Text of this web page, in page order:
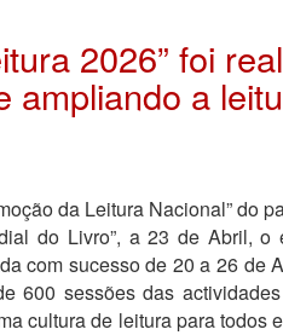
2026” foi
ampliando a
da Leitura Nacional” do
do Livro”, a 23 de Abril, o
com sucesso de 20 a 26
sessões das
cultura de leitura para todos